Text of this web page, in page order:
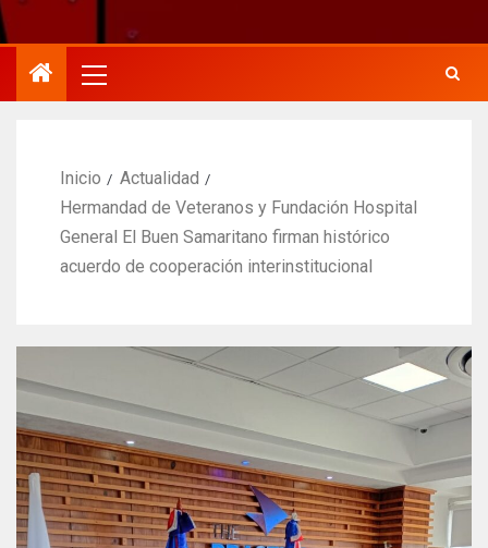
Inicio
Actualidad
Hermandad de Veteranos y Fundación Hospital
General El Buen Samaritano firman histórico
acuerdo de cooperación interinstitucional